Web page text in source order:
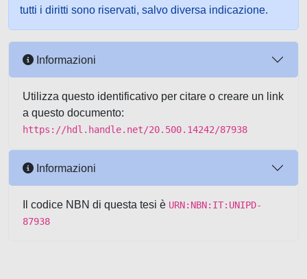
tutti i diritti sono riservati, salvo diversa indicazione.
Informazioni
Utilizza questo identificativo per citare o creare un link
a questo documento:
https://hdl.handle.net/20.500.14242/87938
Informazioni
Il codice NBN di questa tesi è URN:NBN:IT:UNIPD-
87938